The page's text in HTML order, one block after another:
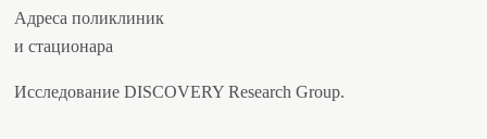
Адреса поликлиник
и стационара
Исследование DISCOVERY Research Group.